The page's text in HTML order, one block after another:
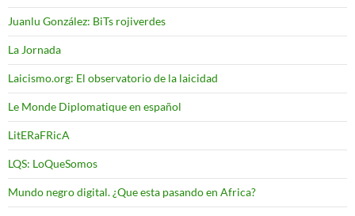
Juanlu González: BiTs rojiverdes
La Jornada
Laicismo.org: El observatorio de la laicidad
Le Monde Diplomatique en español
LitERaFRicA
LQS: LoQueSomos
Mundo negro digital. ¿Que esta pasando en Africa?